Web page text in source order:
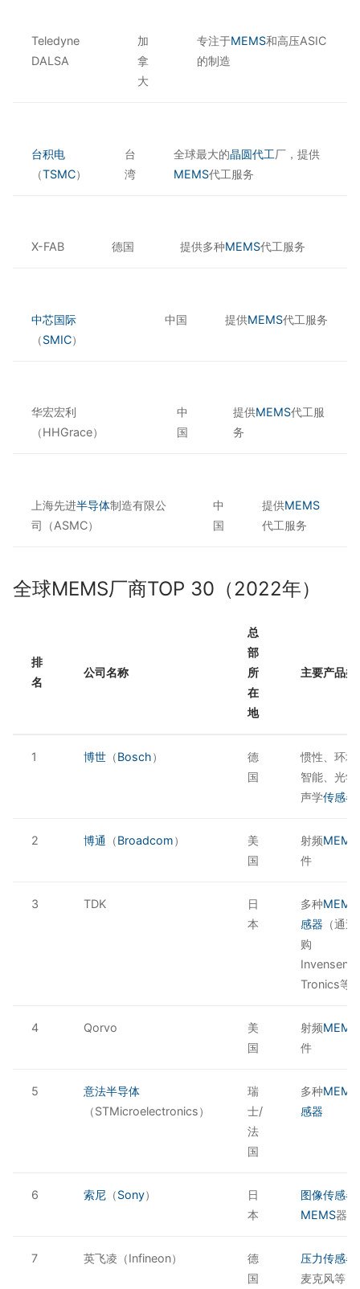
Teledyne
DALSA
加
拿
大
专注于MEMS和高压ASIC
的制造
台积电
（TSMC）
台
湾
全球最大的晶圆代工厂，提供
MEMS代工服务
X-FAB 德国 提供多种MEMS代工服务
中芯国际
（SMIC）
中国 提供MEMS代工服务
华宏宏利
（HHGrace）
中
国
提供MEMS代工服
务
上海先进半导体制造有限公
司（ASMC）
中
国
提供MEMS
代工服务
全球MEMS厂商TOP 30（2022年）
排
名
公司名称
总
部
所
在
地
主要产品类
1 博世 （Bosch）
德
国
惯性、环境
智能、光学
声学传感器
2 博通 （Broadcom）
美
国
射频MEMS
件
3 TDK
日
本
多种
感器 （通
购
Tronics等
4 Qorvo
美
国
射频MEMS
件
5
意法半导体
（STMicroelectronics）
瑞
士/
法
国
多种
感器
6 索尼 （Sony）
日
本
图像传感器
MEMS器件
7 英飞凌（Infineon）
德
国
压力传感器
麦克风等